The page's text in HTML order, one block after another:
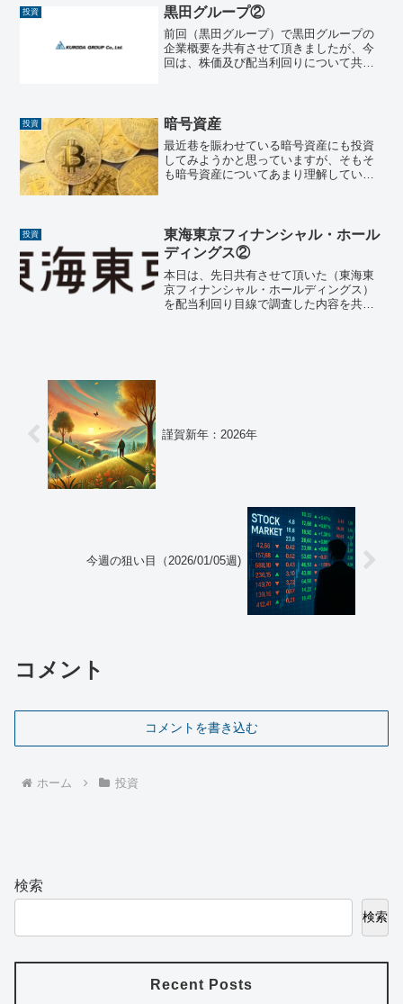
ています。決算期年間...
投資 黒田グループ②
前回（黒田グループ）で黒田グループの
企業概要を共有させて頂きましたが、今
回は、株価及び配当利回りについて共有
少ないですが、高い...
投資 暗号資産
最近巷を賑わせている暗号資産にも投資
してみようかと思っていますが、そもそ
も暗号資産についてあまり理解していな
ト上でやり取りされるデジ...
投資
東海東京フィナンシャル・ホール
ディングス②
本日は、先日共有させて頂いた（東海東
京フィナンシャル・ホールディングス）
を配当利回り目線で調査した内容を共有
謹賀新年：2026年
今週の狙い目（2026/01/05週)
コメント
コメントを書き込む
ホーム 投資
検索
検索
Recent Posts